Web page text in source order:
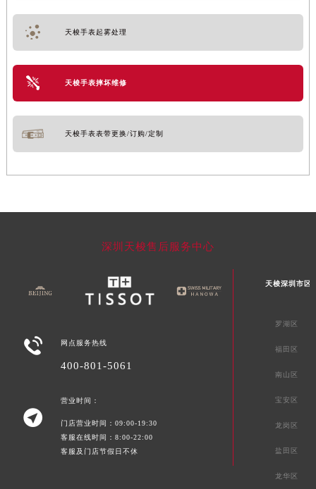
天梭手表起雾处理
天梭手表摔坏维修
天梭手表表带更换/订购/定制
深圳天梭售后服务中心
 网点服务热线
400-801-5061

营业时间：
门店营业时间：09:00-19:30
客服在线时间：8:00-22:00
客服及门店节假日不休
天梭深圳市区
罗湖区
福田区
南山区
宝安区
龙岗区
盐田区
龙华区